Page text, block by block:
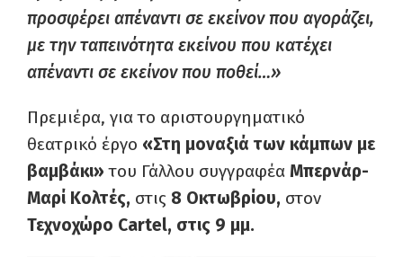
προσφέρει απέναντι σε εκείνον που αγοράζει,
με την ταπεινότητα εκείνου που κατέχει
απέναντι σε εκείνον που ποθεί…»
Πρεμιέρα, για το αριστουργηματικό
θεατρικό έργο «Στη μοναξιά των κάμπων με
βαμβάκι» του Γάλλου συγγραφέα Μπερνάρ-
Μαρί Κολτές, στις 8 Οκτωβρίου, στον
Τεχνοχώρο Cartel, στις 9 μμ.